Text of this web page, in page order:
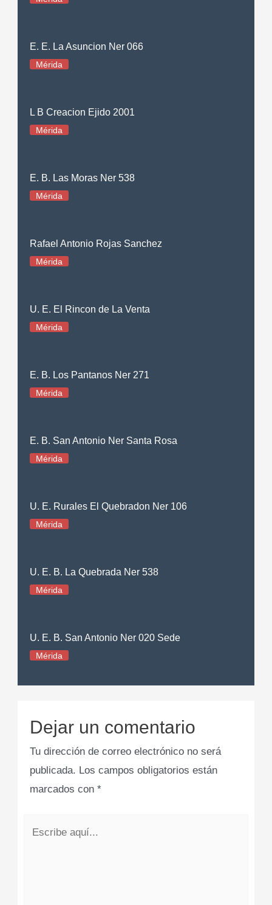
E. E. La Asuncion Ner 066
Mérida
L B Creacion Ejido 2001
Mérida
E. B. Las Moras Ner 538
Mérida
Rafael Antonio Rojas Sanchez
Mérida
U. E. El Rincon de La Venta
Mérida
E. B. Los Pantanos Ner 271
Mérida
E. B. San Antonio Ner Santa Rosa
Mérida
U. E. Rurales El Quebradon Ner 106
Mérida
U. E. B. La Quebrada Ner 538
Mérida
U. E. B. San Antonio Ner 020 Sede
Mérida
Dejar un comentario
Tu dirección de correo electrónico no será
publicada. Los campos obligatorios están
marcados con*